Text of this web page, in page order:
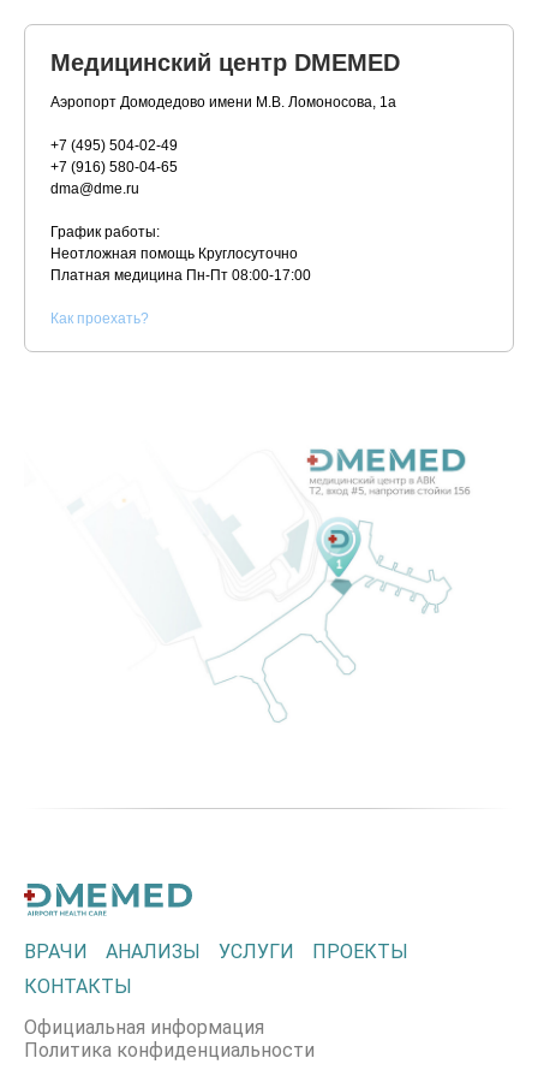
Медицинский центр DMEMED
Аэропорт Домодедово имени М.В. Ломоносова, 1а
+7 (495) 504-02-49
+7 (916) 580-04-65
dma@dme.ru
График работы:
Неотложная помощь Круглосуточно
Платная медицина Пн-Пт 08:00-17:00
Как проехать?
ВРАЧИ АНАЛИЗЫ УСЛУГИ
ПРОЕКТЫ
КОНТАКТЫ
Официальная информация
Политика конфиденциальности